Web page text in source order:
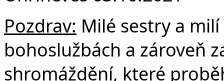
Pozdrav: Milé sestry a
bohoslužbách a zároveň
shromáždění, které